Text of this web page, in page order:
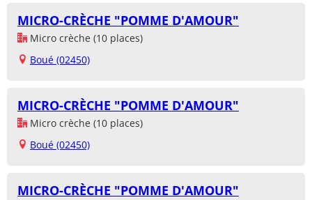
MICRO-CRÈCHE "POMME D'AMOUR"
Micro crèche (10 places)
Boué (02450)
MICRO-CRÈCHE "POMME D'AMOUR"
Micro crèche (10 places)
Boué (02450)
MICRO-CRÈCHE "POMME D'AMOUR"